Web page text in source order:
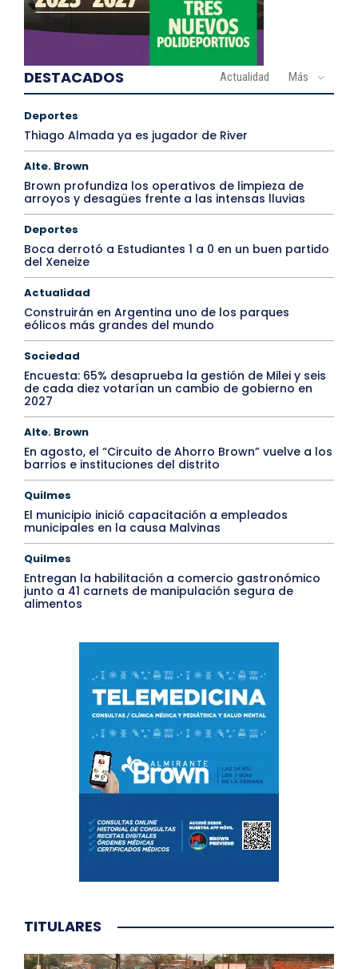
DESTACADOS Actualidad Más
Deportes
Thiago Almada ya es jugador de River
Alte. Brown
Brown profundiza los operativos de limpieza de
arroyos y desagües frente a las intensas lluvias
Deportes
Boca derrotó a Estudiantes 1 a 0 en un buen partido
del Xeneize
Actualidad
Construirán en Argentina uno de los parques
eólicos más grandes del mundo
Sociedad
Encuesta: 65% desaprueba la gestión de Milei y seis
de cada diez votarían un cambio de gobierno en
2027
Alte. Brown
En agosto, el “Circuito de Ahorro Brown” vuelve a los
barrios e instituciones del distrito
Quilmes
El municipio inició capacitación a empleados
municipales en la causa Malvinas
Quilmes
Entregan la habilitación a comercio gastronómico
junto a 41 carnets de manipulación segura de
alimentos
TITULARES